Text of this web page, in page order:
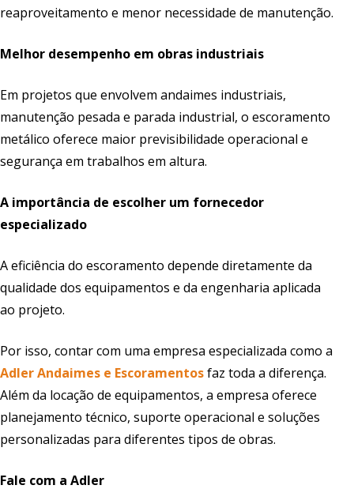
reaproveitamento e menor necessidade de manutenção.
Melhor desempenho em obras industriais
Em projetos que envolvem andaimes industriais,
manutenção pesada e parada industrial, o escoramento
metálico oferece maior previsibilidade operacional e
segurança em trabalhos em altura.
A importância de escolher um fornecedor
especializado
A eficiência do escoramento depende diretamente da
qualidade dos equipamentos e da engenharia aplicada
ao projeto.
Por isso, contar com uma empresa especializada como a
Adler Andaimes e Escoramentosfaz toda a diferença.
Além da locação de equipamentos, a empresa oferece
planejamento técnico, suporte operacional e soluções
personalizadas para diferentes tipos de obras.
Fale com a Adler